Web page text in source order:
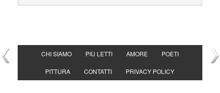
CHI SIAMO PIÙ LETTI AMORE POETI
PITTURA CONTATTI PRIVACY POLICY